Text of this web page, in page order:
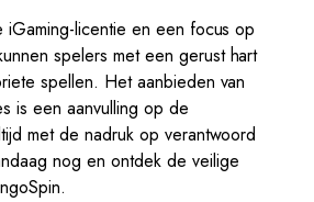
iGaming-licentie en een focus op
spelers met een gerust hart
spellen. Het aanbieden van
is een aanvulling op de
met de nadruk op verantwoord
nog en ontdek de veilige